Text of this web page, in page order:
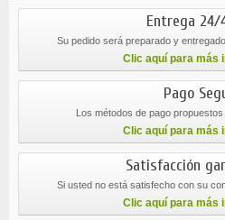
Entrega 24/
Su pedido será preparado y
Clic aquí para más
Pago
Los métodos de pago
Clic aquí para más
Satisfacción
Si usted no está satisfecho con su
Clic aquí para más